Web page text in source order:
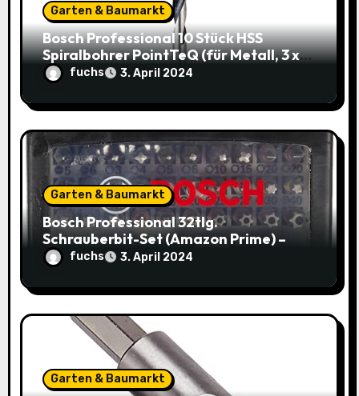
Garten & Baumarkt
Bosch Professional 10 Stück HSS
Spiralbohrer PointTeQ (für Metall, 3 x
33 x 61 mm) – Top Deal: 3,49€ statt
8,48€
fuchs 3. April 2024
Garten & Baumarkt
Bosch Professional 32tlg.
Schrauberbit-Set (Amazon Prime) –
Jetzt nur 9,95€ statt 14,29€
fuchs 3. April 2024
Garten & Baumarkt